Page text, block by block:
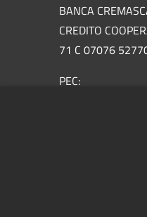
BANCA
CREDITO
71 C 07076
PEC: